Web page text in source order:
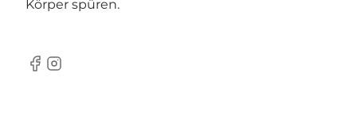
Körper spüren.
Facebook
Instagram